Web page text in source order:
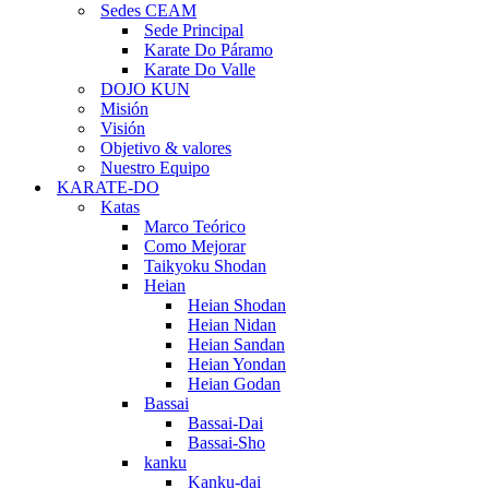
Sedes CEAM
Sede Principal
Karate Do Páramo
Karate Do Valle
DOJO KUN
Misión
Visión
Objetivo & valores
Nuestro Equipo
KARATE-DO
Katas
Marco Teórico
Como Mejorar
Taikyoku Shodan
Heian
Heian Shodan
Heian Nidan
Heian Sandan
Heian Yondan
Heian Godan
Bassai
Bassai-Dai
Bassai-Sho
kanku
Kanku-dai